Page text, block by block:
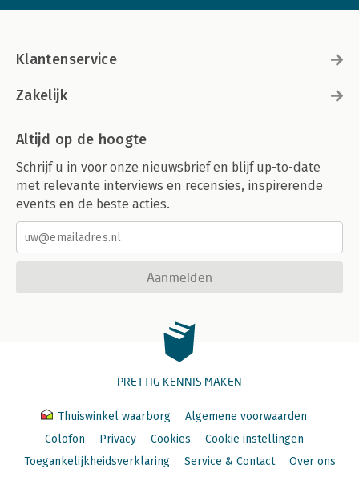
Klantenservice
Zakelijk
Altijd op de hoogte
Schrijf u in voor onze nieuwsbrief en blijf up-to-date
met relevante interviews en recensies, inspirerende
events en de beste acties.
Aanmelden
PRETTIG KENNIS MAKEN
Thuiswinkel waarborg
Algemene voorwaarden
Colofon
Privacy Cookies
Cookie instellingen
Toegankelijkheidsverklaring
Service & Contact Over ons